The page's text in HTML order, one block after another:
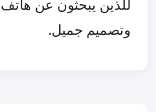
وتصميم جميل.